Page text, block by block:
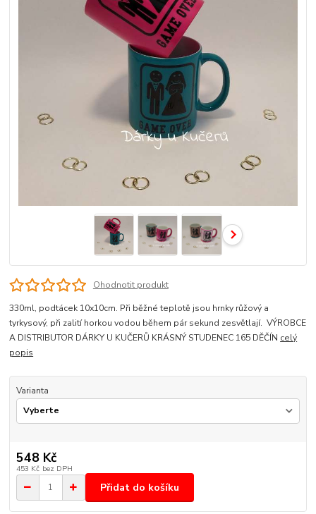
Ohodnotit produkt
330ml, podtácek 10x10cm. Při běžné teplotě jsou hrnky růžový a
tyrkysový, při zalití horkou vodou během pár sekund zesvětlají. VÝROBCE
A DISTRIBUTOR DÁRKY U KUČERŮ KRÁSNÝ STUDENEC 165 DĚČÍN celý
popis
Varianta
548 Kč
453 Kč bez DPH
Přidat do košíku